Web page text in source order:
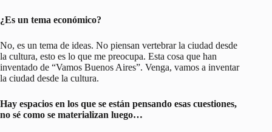
¿Es un tema económico?
No, es un tema de ideas. No piensan vertebrar la ciudad desde
la cultura, esto es lo que me preocupa. Esta cosa que han
inventado de “Vamos Buenos Aires”. Venga, vamos a inventar
la ciudad desde la cultura.
Hay espacios en los que se están pensando esas cuestiones,
no sé como se materializan luego…